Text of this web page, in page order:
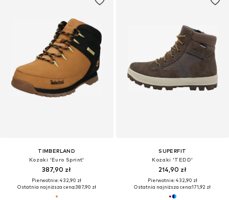
TIMBERLAND
Kozaki 'Euro Sprint'
387,90 zł
Pierwotnie: 432,90 zł
Ostatnia najniższa cena:387,90 zł
SUPERFIT
Kozaki 'TEDD'
214,90 zł
Pierwotnie: 432,90 zł
Ostatnia najniższa cena:171,92 zł